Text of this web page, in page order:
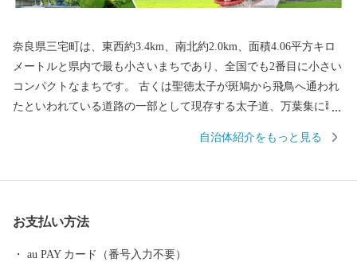
奈良県三宅町は、東西約3.4km、南北約2.0km、面積4.06平方キロ
メートルと県内で最も小さいまちであり、全国でも2番目に小さい
コンパクトなまちです。 古くは聖徳太子が斑鳩から飛鳥へ通われ
たといわれている道路の一部として現存する太子道、万葉集に歌
れている忍性菩薩の生誕の地など歴史と文化が香るまちです。 地
有することから、豊かな農産物が生産されています。
自治体紹介をもっと見る
お支払い方法
au PAY カード（番号入力不要）